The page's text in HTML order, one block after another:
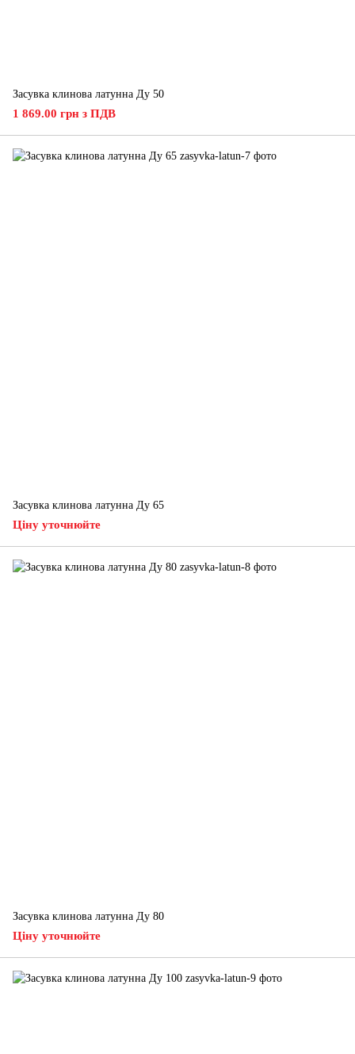
Засувка клинова латунна Ду 50
1 869.00 грн з ПДВ
Засувка клинова латунна Ду 65
Ціну уточнюйте
Засувка клинова латунна Ду 80
Ціну уточнюйте